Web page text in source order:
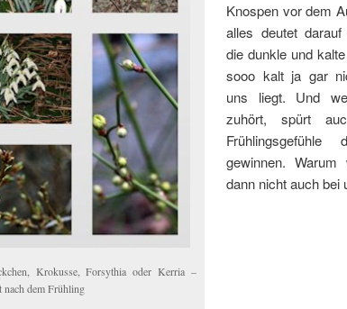
Krokusse, Forsythia oder Kerria –
nach dem Frühling
Knospen vor dem
alles deutet
die dunkle und
sooo kalt ja gar
uns liegt. Und
zuhört, spürt
Frühlingsgefühle
gewinnen.
dann nicht auch bei